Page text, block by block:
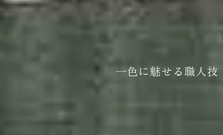
一色に魅せる職人技